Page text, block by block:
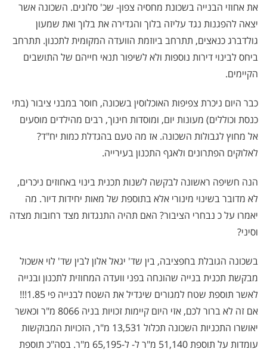
את אחוזי הבנייה בשכונת מחסיה צפון- שכ' סלונים. השכונה אשר
יצאה להפגנות נגד עליזה בלוך והגדירה את בלוך ואת שמעון
גולדברג כנאצים, תתרחב ביוזמת הוועדה המקומית לתכנון. תתרחב
ביחס לבינוי דירות נוספות ולא לשיפור תנאי חייהם של התושבים
הקיימים.
כבר היום ניכרת צפיפות האוכלוסין בשכונה, חוסר במבני ציבור (בתי
כנסת וכוללים) מעונות יום, ומוסדות חינוך, רבים מהילדים מוסעים
אל מחוץ לגבולות השכונה. אז מה טעם בהגדלת כמות יח"ד?
לאלוקים הפתרונים ולאגף התכנון בעירייה.
הנה חשיפה ראשונה לבקשה לשנות תכנית בינוי באחוזים ניכרים,
לא מדובר בשינוי מינורי אלא בתוספת של מאות יחידות דיור. מה
יאמרו על כ נבחרי הציבור? האם תהיה התנגדות מצד רחובות מצדה
וסיני?
בשכונה הגובלת בחפציבה, בין שד' יגאל אלון לבין שד' לוי אשכול
מבקשת תכנית בנייה שהונחה בפני וועדה המחוזית לתכנון ובנייה
לאשר תוספת שטח למגורים שיגדיל את השטח לבנייה פי 1.85!!!
אם זה לא ברור לכם, אזי היום קיימות זכויות בניה 8066 מ"ר וכאשר
יאושרו התכניות השכונה תכלול 13,531 מ"ר, הזכויות המבוקשות
עומדות על תוספת 51,140 מ"ר ל- ל-65,195 מ"ר. בסה"כ תוספת